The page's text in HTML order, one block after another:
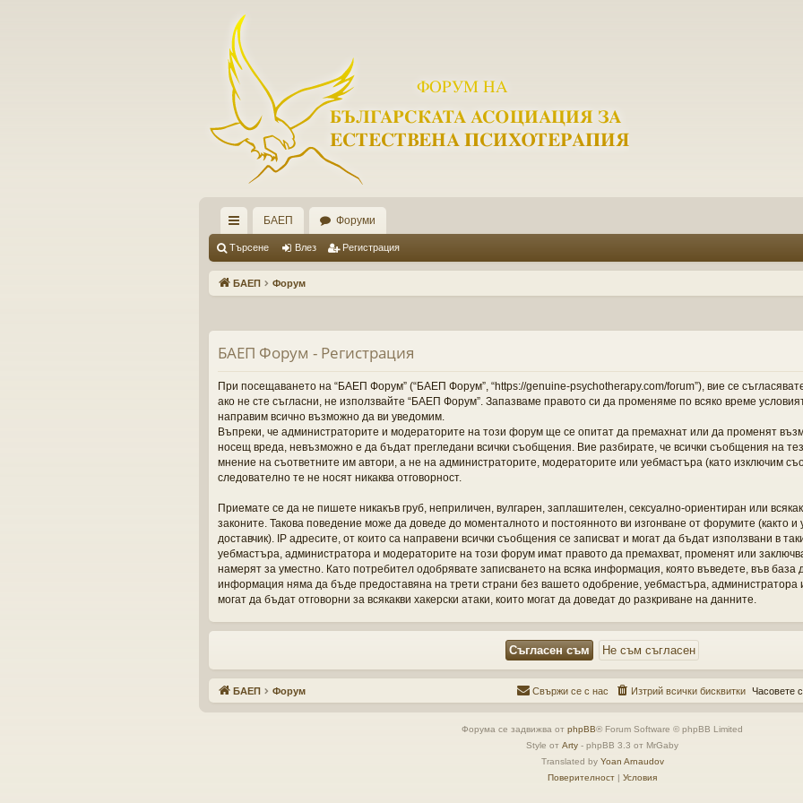
ъ
рз
вр
ъз
ки
БАЕП Форуми
Търсене Влез Регистрация
БАЕП Форум
БАЕП Форум - Регистрация
При посещаването на “БАЕП Форум” (“БАЕП Форум”, “https://genuine-psychotherapy.com/forum”), вие се
ако не сте съгласни, не използвайте “БАЕП Форум”. Запазваме правото си да променяме по всяко време
направим всично възможно да ви уведомим.
Въпреки, че администраторите и модераторите на този форум ще се опитат да премахнат или да променят
носещ вреда, невъзможно е да бъдат прегледани всички съобщения. Вие разбирате, че всички съобщения на
мнение на съответните им автори, а не на администраторите, модераторите или уебмастъра (като изключим
следователно те не носят никаква отговорност.
Приемате се да не пишете никакъв груб, неприличен, вулгарен, заплашителен, сексуално-ориентиран или
законите. Такова поведение може да доведе до моменталното и постоянното ви изгонване от форумите (както
доставчик). IP адресите, от които са направени всички съобщения се записват и могат да бъдат използвани в
уебмастъра, администратора и модераторите на този форум имат правото да премахват, променят или
намерят за уместно. Като потребител одобрявате записването на всяка информация, която въведете, във база
информация няма да бъде предоставяна на трети страни без вашето одобрение, уебмастъра,
могат да бъдат отговорни за всякакви хакерски атаки, които могат да доведат до разкриване на данните.
БАЕП Форум Часовете
Изтрий всички бисквитки
Свържи се с нас
Форума се задвижва от phpBB® Forum Software © phpBB Limited
Style от Arty - phpBB 3.3 от MrGaby
Translated by Yoan Arnaudov
Поверителност | Условия